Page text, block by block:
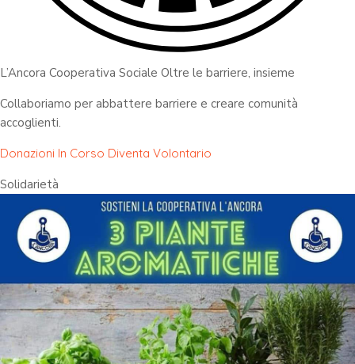
L’Ancora Cooperativa Sociale Oltre le barriere, insieme
Collaboriamo per abbattere barriere e creare comunità
accoglienti.
Donazioni In Corso Diventa Volontario
Solidarietà